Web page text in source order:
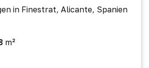
in Finestrat, Alicante, Spanien
m²